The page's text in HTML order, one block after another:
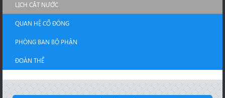
LỊCH CẮT NƯỚC
QUAN HỆ CỔ ĐÔNG
PHÒNG BAN BỘ PHẬN
ĐOÀN THỂ